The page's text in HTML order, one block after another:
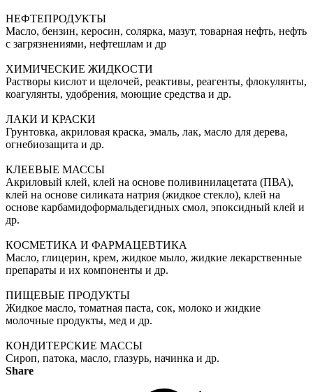
НЕФТЕПРОДУКТЫ
Масло, бензин, керосин, солярка, мазут, товарная нефть, нефть
с загрязнениями, нефтешлам и др
ХИМИЧЕСКИЕ ЖИДКОСТИ
Растворы кислот и щелочей, реактивы, реагенты, флокулянты,
коагулянты, удобрения, моющие средства и др.
ЛАКИ И КРАСКИ
Грунтовка, акриловая краска, эмаль, лак, масло для дерева,
огнебиозащита и др.
КЛЕЕВЫЕ МАССЫ
Акриловый клей, клей на основе поливинилацетата (ПВА),
клей на основе силиката натрия (жидкое стекло), клей на
основе карбамидоформальдегидных смол, эпоксидный клей и
др.
КОСМЕТИКА И ФАРМАЦЕВТИКА
Масло, глицерин, крем, жидкое мыло, жидкие лекарственные
препараты и их компоненты и др.
ПИЩЕВЫЕ ПРОДУКТЫ
Жидкое масло, томатная паста, сок, молоко и жидкие
молочные продукты, мед и др.
КОНДИТЕРСКИЕ МАССЫ
Сироп, патока, масло, глазурь, начинка и др.
Share